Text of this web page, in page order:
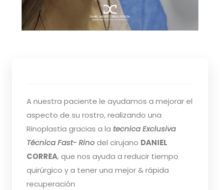
A nuestra paciente le ayudamos a mejorar el
aspecto de su rostro, realizando una
Rinoplastia gracias a la tecnica Exclusiva
Técnica Fast- Rinodel cirujano DANIEL
CORREA, que nos ayuda a reducir tiempo
quirúrgico y a tener una mejor & rápida
recuperación